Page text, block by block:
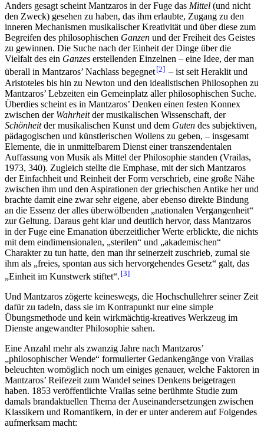
Anders gesagt scheint Mantzaros in der Fuge das Mittel (und nicht
den Zweck) gesehen zu haben, das ihm erlaubte, Zugang zu den
inneren Mechanismen musikalischer Kreativität und über diese zum
Begreifen des philosophischen Ganzen und der Freiheit des Geistes
zu gewinnen. Die Suche nach der Einheit der Dinge über die
Vielfalt des ein Ganzes erstellenden Einzelnen – eine Idee, der man
überall in Mantzaros’ Nachlass begegnet 2
– ist seit Heraklit und
Aristoteles bis hin zu Newton und den idealistischen Philosophen zu
Mantzaros’ Lebzeiten ein Gemeinplatz aller philosophischen Suche.
Überdies scheint es in Mantzaros’ Denken einen festen Konnex
zwischen der Wahrheitder musikalischen Wissenschaft, der
Schönheitder musikalischen Kunst und dem Guten des subjektiven,
pädagogischen und künstlerischen Wollens zu geben, – insgesamt
Elemente, die in unmittelbarem Dienst einer transzendentalen
Auffassung von Musik als Mittel der Philosophie standen (Vrailas,
1973, 340). Zugleich stellte die Emphase, mit der sich Mantzaros
der Einfachheit und Reinheit der Form verschrieb, eine große Nähe
zwischen ihm und den Aspirationen der griechischen Antike her und
brachte damit eine zwar sehr eigene, aber ebenso direkte Bindung
an die Essenz der alles überwölbenden „nationalen Vergangenheit“
zur Geltung. Daraus geht klar und deutlich hervor, dass Mantzaros
in der Fuge eine Emanation überzeitlicher Werte erblickte, die nichts
mit dem eindimensionalen, „sterilen“ und „akademischen“
Charakter zu tun hatte, den man ihr seinerzeit zuschrieb, zumal sie
ihm als „freies, spontan aus sich hervorgehendes Gesetz“ galt, das
„Einheit im Kunstwerk stiftet“. 3
Und Mantzaros zögerte keineswegs, die Hochschullehrer seiner Zeit
dafür zu tadeln, dass sie im Kontrapunkt nur eine simple
Übungsmethode und kein wirkmächtig-kreatives Werkzeug im
Dienste angewandter Philosophie sahen.
Eine Anzahl mehr als zwanzig Jahre nach Mantzaros’
„philosophischer Wende“ formulierter Gedankengänge von Vrailas
beleuchten womöglich noch um einiges genauer, welche Faktoren in
Mantzaros’ Reifezeit zum Wandel seines Denkens beigetragen
haben. 1853 veröffentlichte Vrailas seine berühmte Studie zum
damals brandaktuellen Thema der Auseinandersetzungen zwischen
Klassikern und Romantikern, in der er unter anderem auf Folgendes
aufmerksam macht: